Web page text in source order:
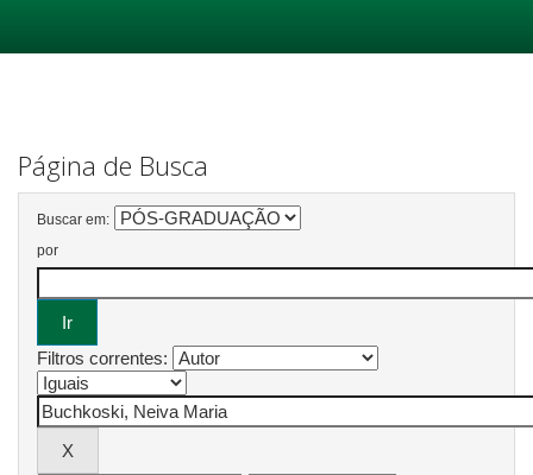
Página de Busca
Buscar em:
por
Filtros correntes: